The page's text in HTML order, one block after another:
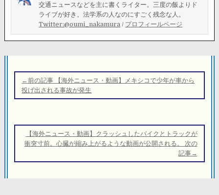
交通ニュースなどを主に書くライター。三度の飯よりド
ライブが好き。法学系の人なのにすごく残念な人。
Twitter:@oumi_nakamura / プロフィールページ
稿
ナ
ー
シ
ョ
←前の記事 【海外ニュース・動画】メキシコで少年が車から
投げ出される事故が発生
【海外ニュース・動画】クラッシュしたバイクとトラックが
衝突寸前。心臓が縮み上がるような動画が公開される。 次の
記事→